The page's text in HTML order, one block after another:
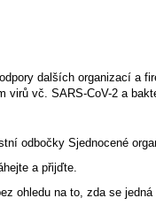
dalších organizací a
virů vč. SARS-CoV-2 a
odbočky Sjednocené
a přijďte.
ohledu na to, zda se